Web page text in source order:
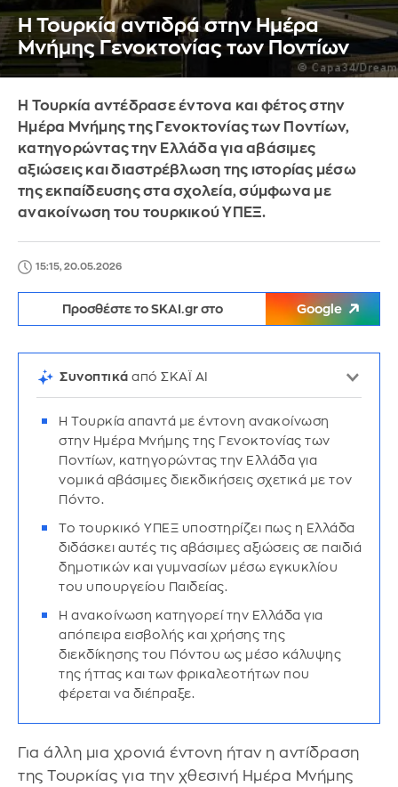
Η Τουρκία αντιδρά στην Ημέρα
Μνήμης Γενοκτονίας των Ποντίων
Η Τουρκία αντέδρασε έντονα και φέτος στην
Ημέρα Μνήμης της Γενοκτονίας των Ποντίων,
κατηγορώντας την Ελλάδα για αβάσιμες
αξιώσεις και διαστρέβλωση της ιστορίας μέσω
της εκπαίδευσης στα σχολεία, σύμφωνα με
ανακοίνωση του τουρκικού ΥΠΕΞ.
15:15, 20.05.2026
Προσθέστε το SKAI.gr στο Google
Συνοπτικά από ΣΚΑΪ AI
Η Τουρκία απαντά με έντονη ανακοίνωση
στην Ημέρα Μνήμης της Γενοκτονίας των
Ποντίων, κατηγορώντας την Ελλάδα για
νομικά αβάσιμες διεκδικήσεις σχετικά με τον
Πόντο.
Το τουρκικό ΥΠΕΞ υποστηρίζει πως η Ελλάδα
διδάσκει αυτές τις αβάσιμες αξιώσεις σε παιδιά
δημοτικών και γυμνασίων μέσω εγκυκλίου
του υπουργείου Παιδείας.
Η ανακοίνωση κατηγορεί την Ελλάδα για
απόπειρα εισβολής και χρήσης της
διεκδίκησης του Πόντου ως μέσο κάλυψης
της ήττας και των φρικαλεοτήτων που
φέρεται να διέπραξε.
Για άλλη μια χρονιά έντονη ήταν η αντίδραση
της Τουρκίας για την χθεσινή Ημέρα Μνήμης